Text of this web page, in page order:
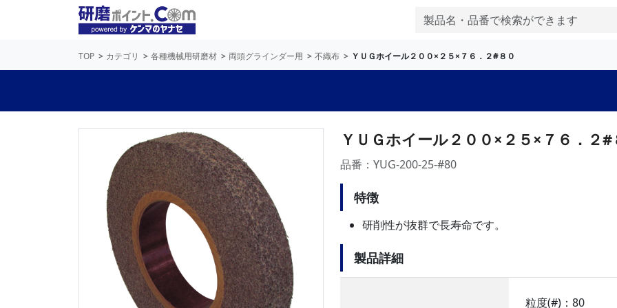
TOP カテゴリ 各種機械用研磨材 両頭グラインダー用 不織布 ＹＵＧホイール２００×２５×７６．２#８０
ＹＵＧホイール２００×２５×７６．２#
品番：YUG-200-25-#80
特徴
研削性が抜群で長寿命です。
製品詳細
粒度(#)：80